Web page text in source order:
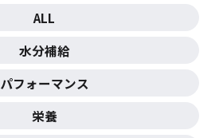
ALL
水分補給
パフォーマンス
栄養